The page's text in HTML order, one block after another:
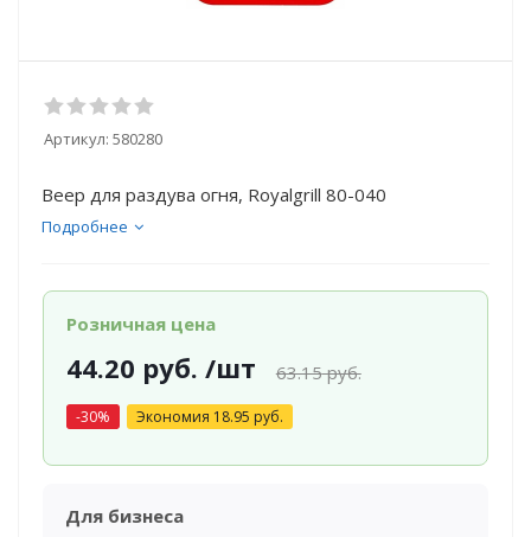
Артикул: 580280
Веер для раздува огня, Royalgrill 80-040
Подробнее
Розничная цена
44.20 руб. /шт 63.15руб.
-30% Экономия 18.95 руб.
Для бизнеса